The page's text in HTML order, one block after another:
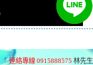
連絡專線 0915888575 林先生